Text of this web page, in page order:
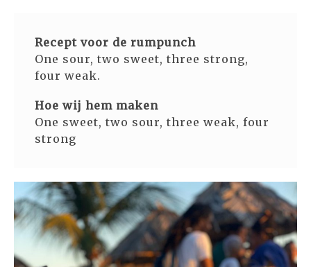
Recept voor de rumpunch
One sour, two sweet, three strong,
four weak.
Hoe wij hem maken
One sweet, two sour, three weak, four
strong